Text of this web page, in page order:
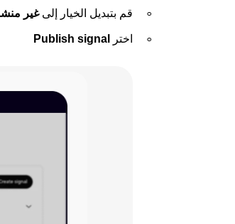
قم بتبديل الخيار إلىغير
اختر Publish signal